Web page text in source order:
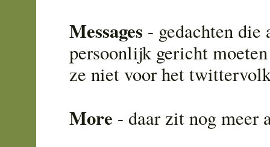
Messages - gedachten
persoonlijk gericht
ze niet voor het
More - daar zit nog meer